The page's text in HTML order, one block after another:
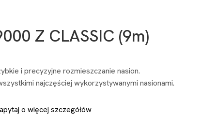
Z CLASSIC (9m)
i precyzyjne rozmieszczanie nasion.
najczęściej wykorzystywanymi nasionami.
o więcej szczegółów